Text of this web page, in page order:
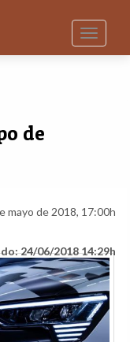
Toggle
de
mayo de 2018, 17:00h
24/06/2018 14:29h